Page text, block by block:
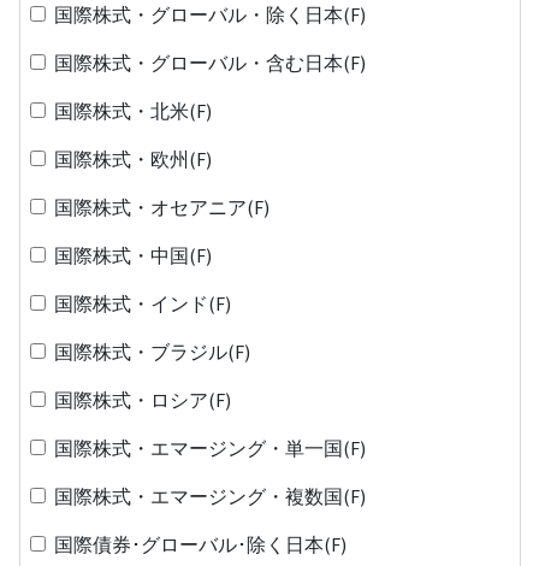
国際株式・グローバル・除く日本(F)
国際株式・グローバル・含む日本(F)
国際株式・北米(F)
国際株式・欧州(F)
国際株式・オセアニア(F)
国際株式・中国(F)
国際株式・インド(F)
国際株式・ブラジル(F)
国際株式・ロシア(F)
国際株式・エマージング・単一国(F)
国際株式・エマージング・複数国(F)
国際債券･グローバル･除く日本(F)